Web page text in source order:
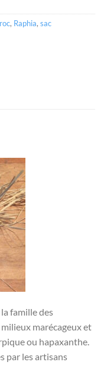
, Raphia, sac
famille des
marécageux et
ou hapaxanthe.
par les artisans